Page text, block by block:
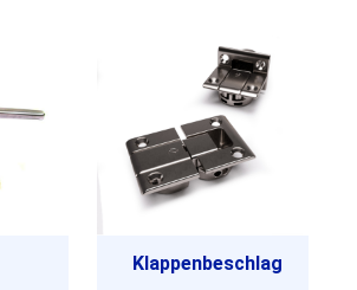
Klappenbeschlag